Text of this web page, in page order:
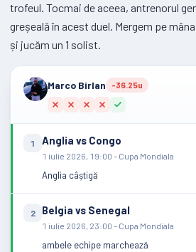
trofeul. Tocmai de aceea, antrenorul
greșeală în acest duel. Mergem pe
și jucăm un 1 solist.
Marco Birlan -36.25u
1 Anglia vs Congo
1 iulie 2026, 19:00 – Cupa Mondiala
Anglia câștigă
2 Belgia vs Senegal
1 iulie 2026, 23:00 – Cupa Mondiala
ambele echipe marchează